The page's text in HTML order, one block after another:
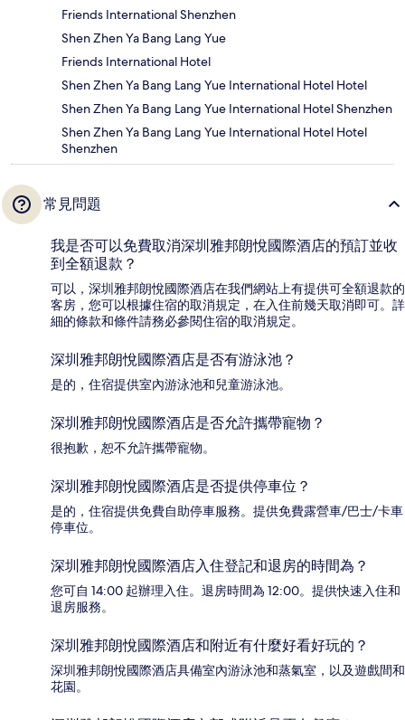
Friends International Shenzhen
Shen Zhen Ya Bang Lang Yue
Friends International Hotel
Shen Zhen Ya Bang Lang Yue International Hotel Hotel
Shen Zhen Ya Bang Lang Yue International Hotel Shenzhen
Shen Zhen Ya Bang Lang Yue International Hotel Hotel
Shenzhen
常見問題
我是否可以免費取消深圳雅邦朗悅國際酒店的預訂並收
到全額退款？
可以，深圳雅邦朗悅國際酒店在我們網站上有提供可全額退款的
客房，您可以根據住宿的取消規定，在入住前幾天取消即可。詳
細的條款和條件請務必參閱住宿的取消規定。
深圳雅邦朗悅國際酒店是否有游泳池？
是的，住宿提供室內游泳池和兒童游泳池。
深圳雅邦朗悅國際酒店是否允許攜帶寵物？
很抱歉，恕不允許攜帶寵物。
深圳雅邦朗悅國際酒店是否提供停車位？
是的，住宿提供免費自助停車服務。提供免費露營車/巴士/卡車
停車位。
深圳雅邦朗悅國際酒店入住登記和退房的時間為？
您可自 14:00 起辦理入住。退房時間為 12:00。提供快速入住和
退房服務。
深圳雅邦朗悅國際酒店和附近有什麼好看好玩的？
深圳雅邦朗悅國際酒店具備室內游泳池和蒸氣室，以及遊戲間和
花園。